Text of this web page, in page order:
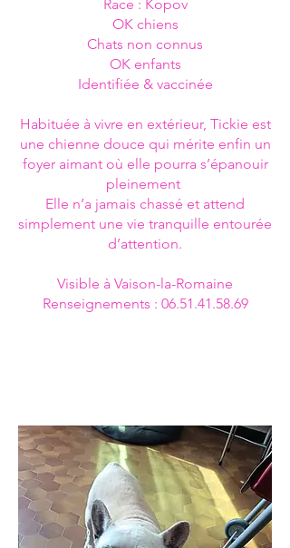
Race : Kopov
OK chiens
Chats non connus
OK enfants
Identifiée & vaccinée
Habituée à vivre en extérieur, Tickie est
une chienne douce qui mérite enfin un
foyer aimant où elle pourra s’épanouir
pleinement
Elle n’a jamais chassé et attend
simplement une vie tranquille entourée
d’attention.
Visible à Vaison-la-Romaine
Renseignements : 06.51.41.58.69